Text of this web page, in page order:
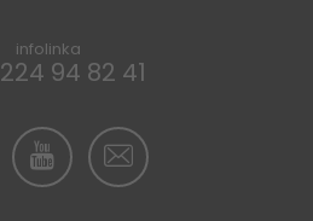
infolinka
224 94 82 41